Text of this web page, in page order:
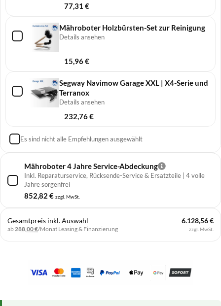
77,31 €
Mähroboter Holzbürsten-Set zur Reinigung
Details ansehen
15,96€
Segway Navimow Garage XXL | X4-Serie und
Terranox
Details ansehen
232,76€
Es sind nicht alle Empfehlungen ausgewählt
Mähroboter 4 Jahre Service-Abdeckung
Inkl. Reparaturservice, Rücksende-Service & Ersatzteile | 4 volle
Jahre sorgenfrei
852,82 € zzgl. MwSt.
Gesamtpreis inkl. Auswahl
ab288,00 €/Monat Leasing & Finanzierung
6.128,56 €
zzgl. MwSt.